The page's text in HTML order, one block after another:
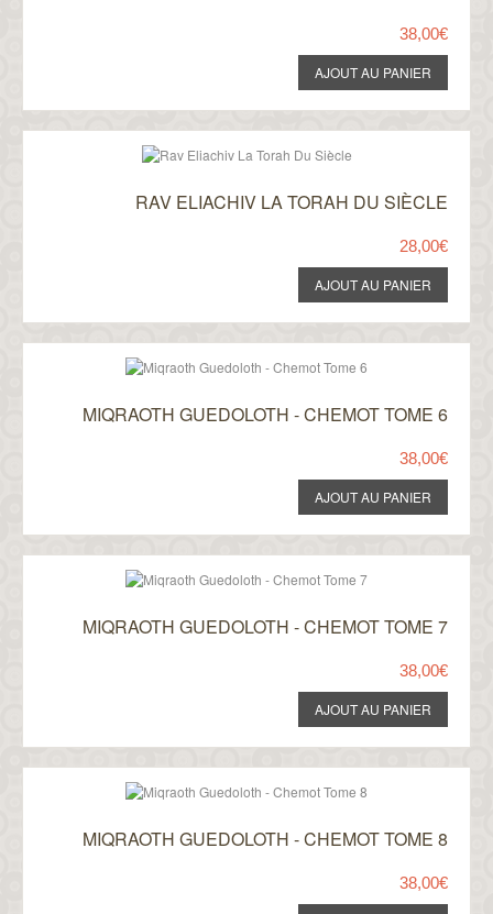
38,00€
RAV ELIACHIV LA TORAH DU SIÈCLE
28,00€
MIQRAOTH GUEDOLOTH - CHEMOT TOME 6
38,00€
MIQRAOTH GUEDOLOTH - CHEMOT TOME 7
38,00€
MIQRAOTH GUEDOLOTH - CHEMOT TOME 8
38,00€